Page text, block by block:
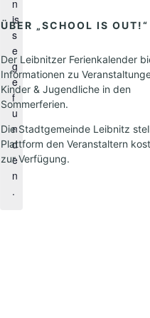
w
e
i
s
n
is
s
e
g
e
f
u
n
d
e
n
.
ÜBER „SCHOOL IS OUT!“
Der Leibnitzer Ferienkalender
Informationen zu
Kinder & Jugendliche in den
Sommerferien.
Die Stadtgemeinde Leibnitz
Plattform den Veranstaltern
zur Verfügung.